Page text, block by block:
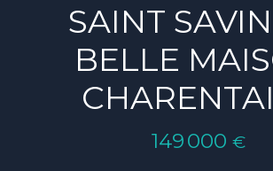
SAINT
BELLE
149 000 €